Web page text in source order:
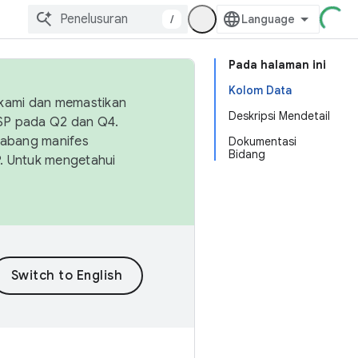
/
Pada halaman ini
Kolom Data
Deskripsi Mendetail
Dokumentasi
Bidang
dan memastikan
pada Q2 dan Q4.
manifes
Untuk mengetahui